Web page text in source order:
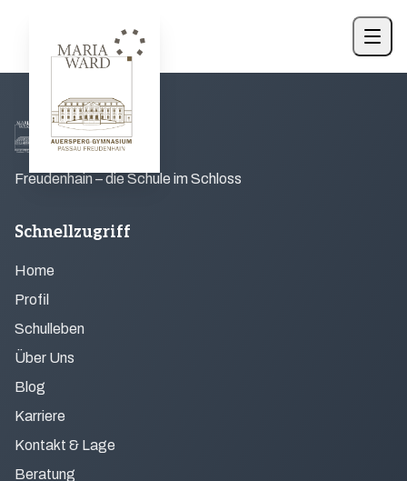
Freudenhain – die Schule im Schloss
Schnellzugriff
Home
Profil
Schulleben
Über Uns
Blog
Karriere
Kontakt & Lage
Beratung